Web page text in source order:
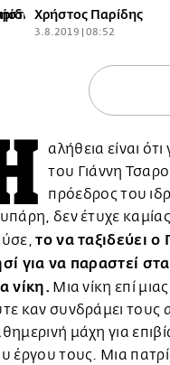
Χρήστος Παρίδης
3.8.2019 | 08:52
αλήθεια είναι
του Γιάννη
πρόεδρος του
δεν έτυχε
το να ταξιδεύει
για να παραστεί
νίκη. Μια νίκη επί
καν συνδράμει τους
μάχη για
έργου τους. Μια